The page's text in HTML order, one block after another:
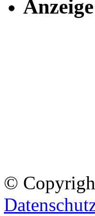
Anzeige
©